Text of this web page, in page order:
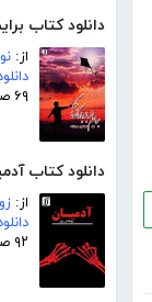
دانلود کتاب
از:
۶۹ صفحه
دانلود کتاب
از:
۹۲ صفحه